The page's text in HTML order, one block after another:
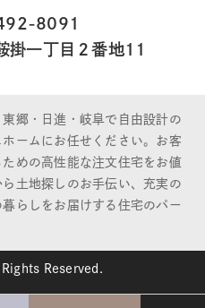
8091
掛一丁目２番地11
郷・日進・岐阜で自由設計の
ームにお任せください。お客
めの高性能な注文住宅をお値
土地探しのお手伝い、充実の
らしをお届けする住宅のパー
Reserved.